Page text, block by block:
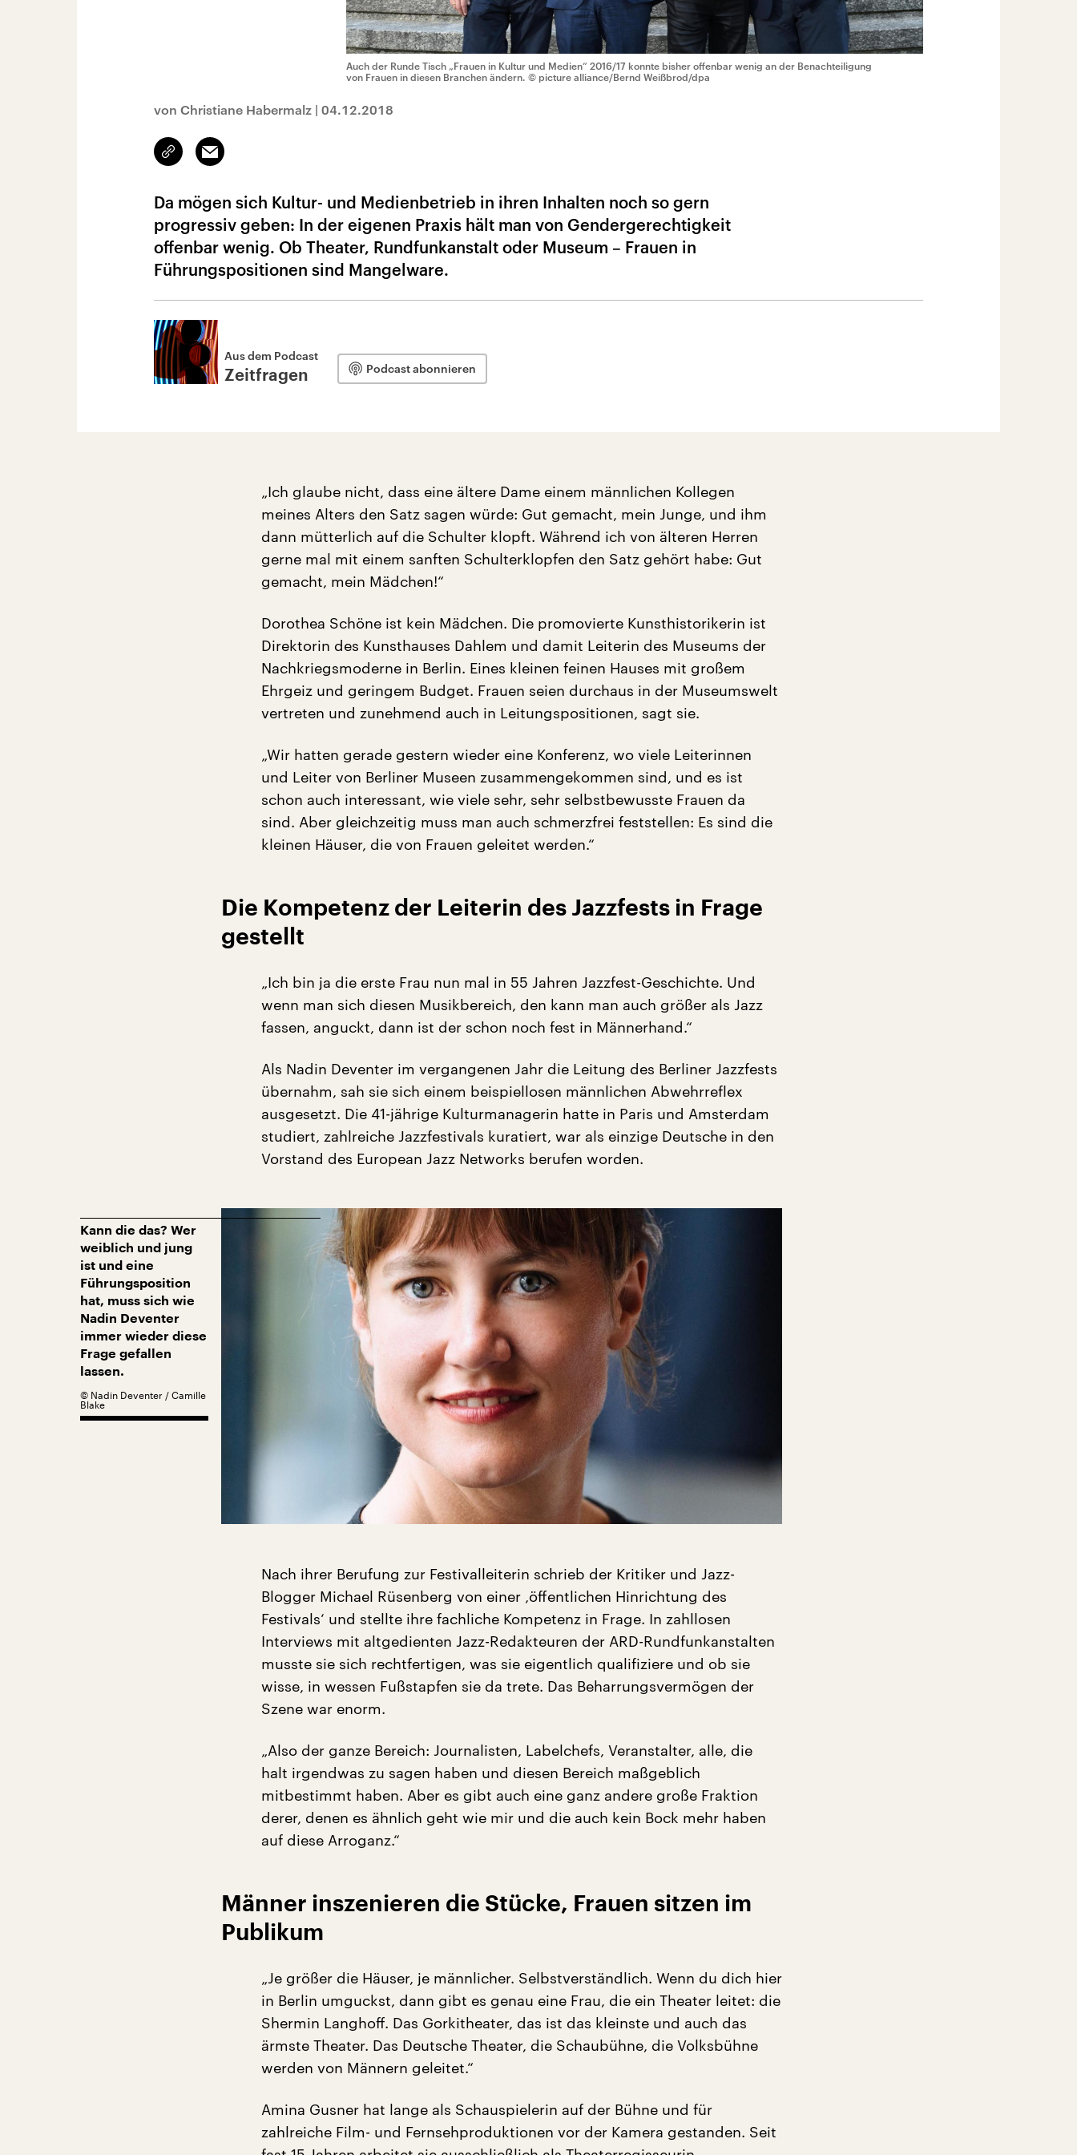
Auch der Runde Tisch „Frauen in Kultur und Medien“ 2016/17 konnte bisher offenbar wenig an der Benachteiligung
von Frauen in diesen Branchen ändern. © picture alliance/Bernd Weißbrod/dpa
von Christiane Habermalz | 04.12.2018
Link
kopieren/teilen
Email
Da mögen sich Kultur- und Medienbetrieb in ihren Inhalten noch so gern
progressiv geben: In der eigenen Praxis hält man von Gendergerechtigkeit
offenbar wenig. Ob Theater, Rundfunkanstalt oder Museum – Frauen in
Führungspositionen sind Mangelware.
Aus dem Podcast
Zeitfragen Podcast abonnieren
„Ich glaube nicht, dass eine ältere Dame einem männlichen Kollegen
meines Alters den Satz sagen würde: Gut gemacht, mein Junge, und ihm
dann mütterlich auf die Schulter klopft. Während ich von älteren Herren
gerne mal mit einem sanften Schulterklopfen den Satz gehört habe: Gut
gemacht, mein Mädchen!“
Dorothea Schöne ist kein Mädchen. Die promovierte Kunsthistorikerin ist
Direktorin des Kunsthauses Dahlem und damit Leiterin des Museums der
Nachkriegsmoderne in Berlin. Eines kleinen feinen Hauses mit großem
Ehrgeiz und geringem Budget. Frauen seien durchaus in der Museumswelt
vertreten und zunehmend auch in Leitungspositionen, sagt sie.
„Wir hatten gerade gestern wieder eine Konferenz, wo viele Leiterinnen
und Leiter von Berliner Museen zusammengekommen sind, und es ist
schon auch interessant, wie viele sehr, sehr selbstbewusste Frauen da
sind. Aber gleichzeitig muss man auch schmerzfrei feststellen: Es sind die
kleinen Häuser, die von Frauen geleitet werden.“
Die Kompetenz der Leiterin des Jazzfests in Frage
gestellt
„Ich bin ja die erste Frau nun mal in 55 Jahren Jazzfest-Geschichte. Und
wenn man sich diesen Musikbereich, den kann man auch größer als Jazz
fassen, anguckt, dann ist der schon noch fest in Männerhand.“
Als Nadin Deventer im vergangenen Jahr die Leitung des Berliner Jazzfests
übernahm, sah sie sich einem beispiellosen männlichen Abwehrreflex
ausgesetzt. Die 41-jährige Kulturmanagerin hatte in Paris und Amsterdam
studiert, zahlreiche Jazzfestivals kuratiert, war als einzige Deutsche in den
Vorstand des European Jazz Networks berufen worden.
Kann die das? Wer
weiblich und jung
ist und eine
Führungsposition
hat, muss sich wie
Nadin Deventer
immer wieder diese
Frage gefallen
lassen.
© Nadin Deventer / Camille
Blake
Nach ihrer Berufung zur Festivalleiterin schrieb der Kritiker und Jazz-
Blogger Michael Rüsenberg von einer ‚öffentlichen Hinrichtung des
Festivals‘ und stellte ihre fachliche Kompetenz in Frage. In zahllosen
Interviews mit altgedienten Jazz-Redakteuren der ARD-Rundfunkanstalten
musste sie sich rechtfertigen, was sie eigentlich qualifiziere und ob sie
wisse, in wessen Fußstapfen sie da trete. Das Beharrungsvermögen der
Szene war enorm.
„Also der ganze Bereich: Journalisten, Labelchefs, Veranstalter, alle, die
halt irgendwas zu sagen haben und diesen Bereich maßgeblich
mitbestimmt haben. Aber es gibt auch eine ganz andere große Fraktion
derer, denen es ähnlich geht wie mir und die auch kein Bock mehr haben
auf diese Arroganz.“
Männer inszenieren die Stücke, Frauen sitzen im
Publikum
„Je größer die Häuser, je männlicher. Selbstverständlich. Wenn du dich hier
in Berlin umguckst, dann gibt es genau eine Frau, die ein Theater leitet: die
Shermin Langhoff. Das Gorkitheater, das ist das kleinste und auch das
ärmste Theater. Das Deutsche Theater, die Schaubühne, die Volksbühne
werden von Männern geleitet.“
Amina Gusner hat lange als Schauspielerin auf der Bühne und für
zahlreiche Film- und Fernsehproduktionen vor der Kamera gestanden. Seit